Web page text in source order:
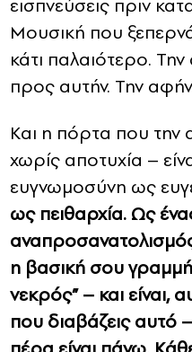
εισπνεύσεις πριν
Μουσική που
κάτι παλαιότερο.
προς αυτήν. Την
Και η πόρτα που την
χωρίς αποτυχία –
ευγνωμοσύνη ως
ως πειθαρχία. Ως
η βασική σου γραμμή
νεκρός” – και είναι,
που διαβάζεις αυτό